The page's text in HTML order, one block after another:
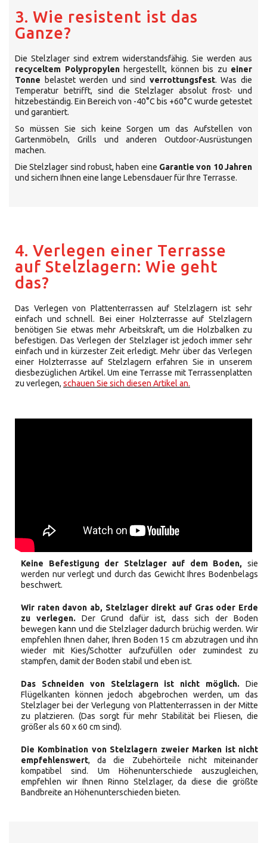
3. Wie resistent ist das
Ganze?
Die Stelzlager sind extrem widerstandsfähig. Sie werden aus
recyceltem Polypropylenhergestellt, können bis zu einer
Tonne belastet werden und sind verrottungsfest. Was die
Temperatur betrifft, sind die Stelzlager absolut frost- und
hitzebeständig. Ein Bereich von -40°C bis +60°C wurde getestet
und garantiert.
So müssen Sie sich keine Sorgen um das Aufstellen von
Gartenmöbeln, Grills und anderen Outdoor-Ausrüstungen
machen.
Die Stelzlager sind robust, haben eine Garantie von 10 Jahren
und sichern Ihnen eine lange Lebensdauer für Ihre Terrasse.
4. Verlegen einer Terrasse
auf Stelzlagern: Wie geht
das?
Das Verlegen von Plattenterrassen auf Stelzlagern ist sehr
einfach und schnell. Bei einer Holzterrasse auf Stelzlagern
benötigen Sie etwas mehr Arbeitskraft, um die Holzbalken zu
befestigen. Das Verlegen der Stelzlager ist jedoch immer sehr
einfach und in kürzester Zeit erledigt. Mehr über das Verlegen
einer Holzterrasse auf Stelzlagern erfahren Sie in unserem
diesbezüglichen Artikel. Um eine Terrasse mit Terrassenplatten
zu verlegen, schauen Sie sich diesen Artikel an.
Keine Befestigung der Stelzlager auf dem Boden, sie
werden nur verlegt und durch das Gewicht Ihres Bodenbelags
beschwert.
Wir raten davon ab, Stelzlager direkt auf Gras oder Erde
zu verlegen. Der Grund dafür ist, dass sich der Boden
bewegen kann und die Stelzlager dadurch brüchig werden. Wir
empfehlen Ihnen daher, Ihren Boden 15 cm abzutragen und ihn
wieder mit Kies/Schotter aufzufüllen oder zumindest zu
stampfen, damit der Boden stabil und eben ist.
Das Schneiden von Stelzlagern ist nicht möglich. Die
Flügelkanten können jedoch abgebrochen werden, um das
Stelzlager bei der Verlegung von Plattenterrassen in der Mitte
zu platzieren. (Das sorgt für mehr Stabilität bei Fliesen, die
größer als 60 x 60 cm sind).
Die Kombination von Stelzlagern zweier Marken ist nicht
empfehlenswert, da die Zubehörteile nicht miteinander
kompatibel sind. Um Höhenunterschiede auszugleichen,
empfehlen wir Ihnen Rinno Stelzlager, da diese die größte
Bandbreite an Höhenunterschieden bieten.